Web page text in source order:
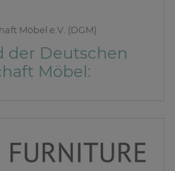
Möbel e.V. (DGM)
der Deutschen
Möbel: